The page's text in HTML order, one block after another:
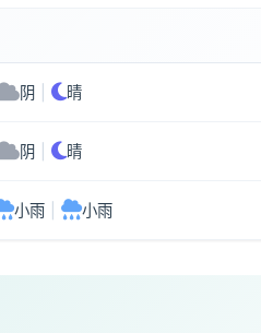
阴 晴
阴 晴
小雨 小雨